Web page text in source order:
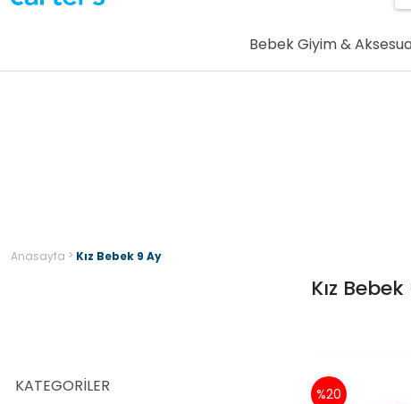
Bebek Giyim &
Anasayfa > Kız Bebek 9 Ay
Kız
KATEGORILER %20